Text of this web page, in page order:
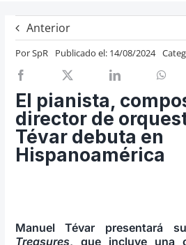
Previos de ópera
Entrevistas
Recomendación
Cosas de Beckmesser
Nosotros y privacidad
Buscar:
Anterior
PorSpR Publicado el: 14/08/2024
El pianista,
director de
Tévar debuta en
Hispanoamérica
Manuel Tévar presentará
Treasures, que incluye una